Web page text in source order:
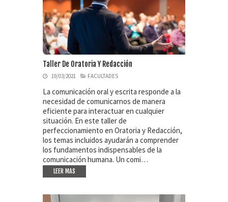
Taller De Oratoria Y Redacción
19/03/2021 FACULTADES
La comunicación oral y escrita responde a la
necesidad de comunicarnos de manera
eficiente para interactuar en cualquier
situación. En este taller de
perfeccionamiento en Oratoria y Redacción,
los temas incluidos ayudarán a comprender
los fundamentos indispensables de la
comunicación humana. Un comi…
LEER MAS